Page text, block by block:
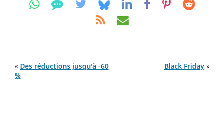
« Des réductions jusqu'à -60
%
Black Friday »